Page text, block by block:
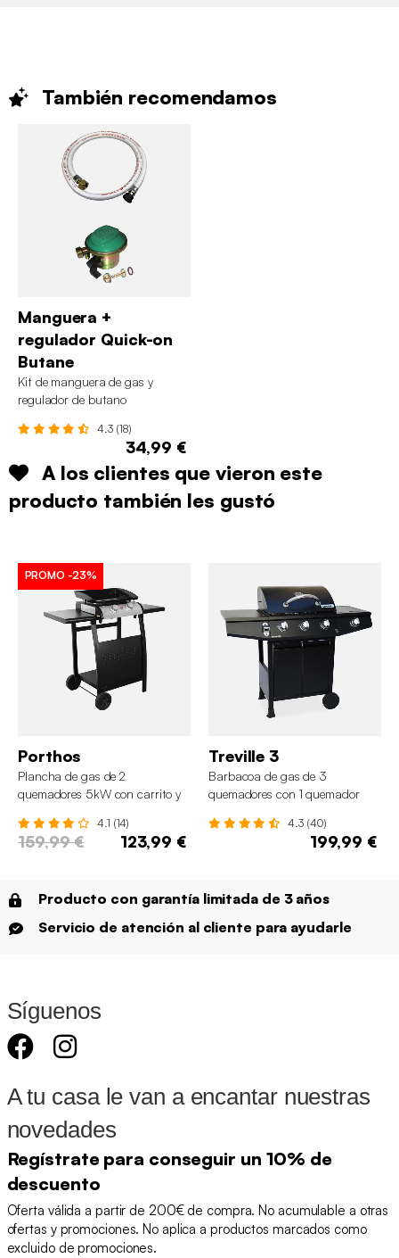
También recomendamos
Manguera +
regulador Quick-on
Butane
Kit de manguera de gas y
regulador de butano
4.3 (18)
34,99 €
A los clientes que vieron este
producto también les gustó
PROMO -23%
Porthos
Plancha de gas de 2
quemadores 5kW con carrito y
4.1 (14)
159,99 € 123,99 €
Treville 3
Barbacoa de gas de 3
quemadores con 1 quemador
4.3 (40)
199,99 €
Producto con garantía limitada de 3 años
Servicio de atención al cliente para ayudarle
Síguenos
A tu casa le van a encantar nuestras
novedades
Regístrate para conseguir un 10% de
descuento
Oferta válida a partir de 200€ de compra. No acumulable a otras
ofertas y promociones. No aplica a productos marcados como
excluido de promociones.